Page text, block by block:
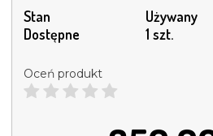
Stan
Używany
Dostępne
1 szt.
Oceń produkt